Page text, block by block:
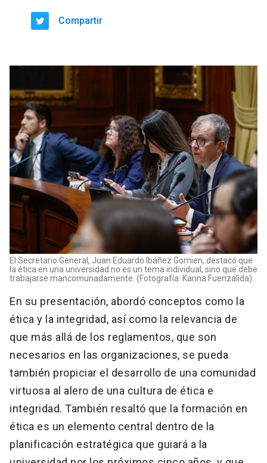
Compartir
El Secretario General, Juan Eduardo Ibáñez Gomien, destacó que
la ética en una universidad no es un tema individual, sino que debe
trabajarse mancomunadamente. (Fotografía: Karina Fuenzalida)
En su presentación, abordó conceptos como la
ética y la integridad, así como la relevancia de
que más allá de los reglamentos, que son
necesarios en las organizaciones, se pueda
también propiciar el desarrollo de una comunidad
virtuosa al alero de una cultura de ética e
integridad. También resaltó que la formación en
ética es un elemento central dentro de la
planificación estratégica que guiará a la